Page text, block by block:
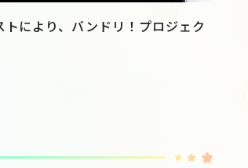
により、バンドリ！プロジェク